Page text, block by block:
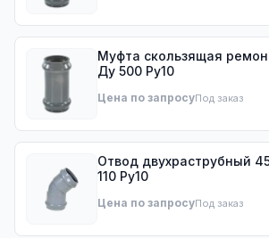
Муфта скользящая
Ду 500 Ру10
Цена по запросуПод заказ
Отвод двухраструбный
110 Ру10
Цена по запросуПод заказ